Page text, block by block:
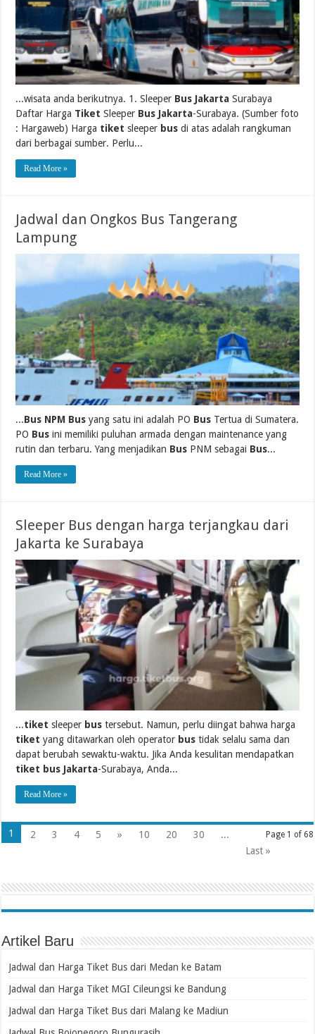
...wisata anda berikutnya. 1. Sleeper Bus Jakarta Surabaya
Daftar Harga Tiket Sleeper Bus Jakarta-Surabaya. (Sumber foto
: Hargaweb) Harga tiket sleeper bus di atas adalah rangkuman
dari berbagai sumber. Perlu...
Read More »
Jadwal dan Ongkos Bus Tangerang
Lampung
...Bus NPM Bus yang satu ini adalah PO Bus Tertua di Sumatera.
PO Bus ini memiliki puluhan armada dengan maintenance yang
rutin dan terbaru. Yang menjadikan Bus PNM sebagai Bus...
Read More »
Sleeper Bus dengan harga terjangkau dari
Jakarta ke Surabaya
...tiket sleeper bus tersebut. Namun, perlu diingat bahwa harga
tiket yang ditawarkan oleh operator bus tidak selalu sama dan
dapat berubah sewaktu-waktu. Jika Anda kesulitan mendapatkan
tiket bus Jakarta-Surabaya, Anda...
Read More »
Page 1 of 68
1 2 3 4 5 » 10 20 30
...
Last »
Artikel Baru
Jadwal dan Harga Tiket Bus dari Medan ke Batam
Jadwal dan Harga Tiket MGI Cileungsi ke Bandung
Jadwal dan Harga Tiket Bus dari Malang ke Madiun